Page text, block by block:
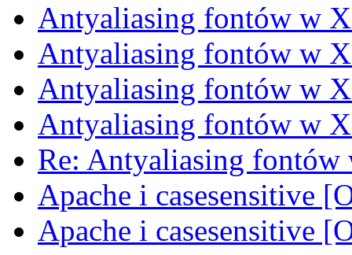
Antyaliasing fontów w
Antyaliasing fontów w
Antyaliasing fontów w
Antyaliasing fontów w
Re: Antyaliasing
Apache i casesensitive
Apache i casesensitive